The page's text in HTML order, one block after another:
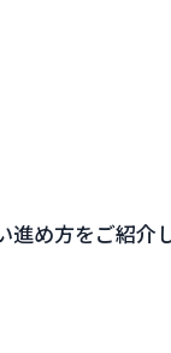
進め方をご紹介